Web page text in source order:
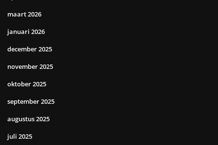
maart 2026
januari 2026
december 2025
november 2025
oktober 2025
september 2025
augustus 2025
juli 2025